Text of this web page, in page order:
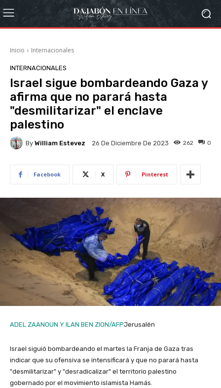
Inicio Internacionales
INTERNACIONALES
Israel sigue bombardeando Gaza y
afirma que no parará hasta
"desmilitarizar" el enclave
palestino
By William Estevez 26 De Diciembre De 2023 0
262
Facebook X Pinterest
ADEL ZAANOUN Y ILAN BEN ZION/AFPJerusalén
Israel siguió bombardeando el martes la Franja de Gaza tras
indicar que su ofensiva se intensificará y que no parará hasta
"desmilitarizar" y "desradicalizar" el territorio palestino
gobernado por el movimiento islamista Hamás.